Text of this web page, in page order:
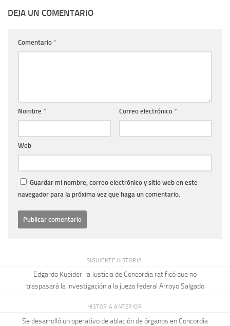
DEJA UN COMENTARIO
Comentario *
Nombre * Correo electrónico *
Web
Guardar mi nombre, correo electrónico y sitio web en este
navegador para la próxima vez que haga un comentario.
SIGUIENTE HISTORIA
Edgardo Kueider: la Justicia de Concordia ratificó que no
traspasará la investigación a la jueza federal Arroyo Salgado
HISTORIA ANTERIOR
Se desarrolló un operativo de ablación de órganos en Concordia